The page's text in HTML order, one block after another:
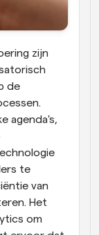
zijn
de
agenda's,
te
van
Het
om